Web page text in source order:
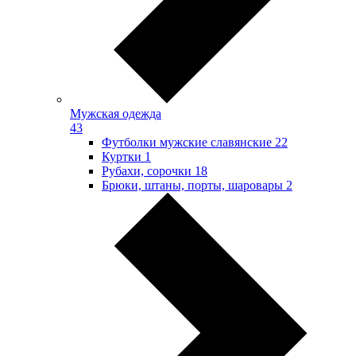
Мужская одежда
43
Футболки мужские славянские 22
Куртки 1
Рубахи, сорочки 18
Брюки, штаны, порты, шаровары 2